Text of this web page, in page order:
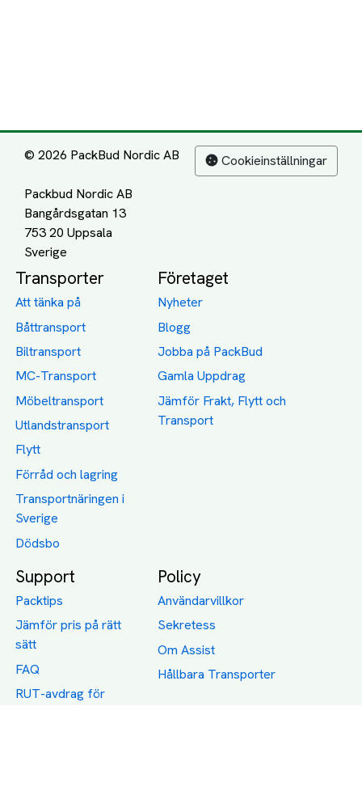
© 2026 PackBud Nordic AB
Packbud Nordic AB
Bangårdsgatan 13
753 20 Uppsala
Cookieinställningar
Transporter
Att tänka på
Båttransport
Biltransport
MC-Transport
Möbeltransport
Utlandstransport
Flytt
Förråd och lagring
Transportnäringen i
Sverige
Dödsbo
Företaget
Nyheter
Blogg
Jobba på PackBud
Gamla Uppdrag
Jämför Frakt, Flytt och
Transport
Support
Packtips
Jämför pris på rätt
sätt
FAQ
RUT-avdrag för
Policy
Användarvillkor
Sekretess
Om Assist
Hållbara Transporter